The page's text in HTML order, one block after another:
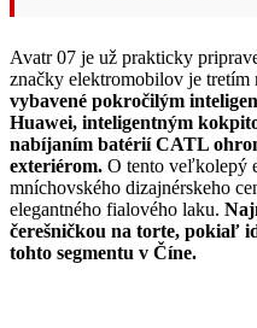
Avatr 07 je už prakticky
značky elektromobilov je tretím
vybavené pokročilým
Huawei, inteligentným
nabíjaním batérií CATL
exteriérom. O tento veľkolepý
mníchovského dizajnérskeho
elegantného fialového laku.
čerešničkou na torte, pokiaľ
tohto segmentu v Číne.